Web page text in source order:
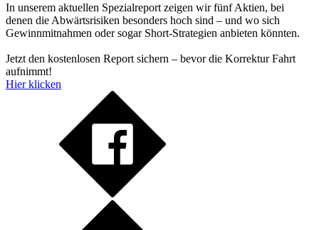
In unserem aktuellen Spezialreport zeigen wir fünf Aktien, bei
denen die Abwärtsrisiken besonders hoch sind – und wo sich
Gewinnmitnahmen oder sogar Short-Strategien anbieten könnten.
Jetzt den kostenlosen Report sichern – bevor die Korrektur Fahrt
aufnimmt!
Hier klicken